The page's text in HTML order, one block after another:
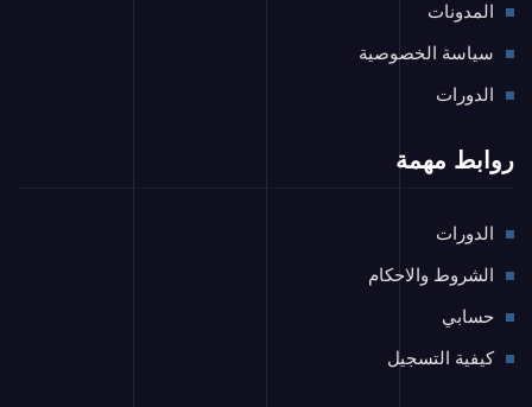
المدونات
سياسة الخصوصية
الدورات
روابط مهمة
الدورات
الشروط والاحكام
حسابي
كيفية التسجيل